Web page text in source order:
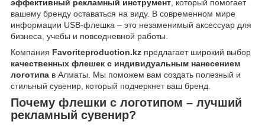
эффективный рекламный инструмент , который помогает
вашему бренду оставаться на виду. В современном мире
информации USB-флешка – это незаменимый аксессуар для
бизнеса, учебы и повседневной работы.
Компания Favoriteproduction.kz предлагает широкий выбор
качественных флешек с индивидуальным нанесением
логотипа в Алматы. Мы поможем вам создать полезный и
стильный сувенир, который подчеркнет ваш бренд.
Почему флешки с логотипом – лучший
рекламный сувенир?